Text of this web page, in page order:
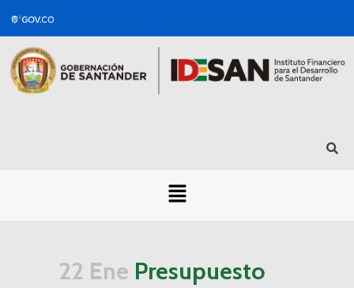
22 Ene Presupuesto